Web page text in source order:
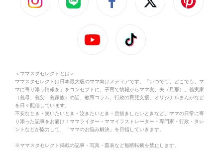
＜ママスタセレクトとは＞
ママスタセレクトは日本最大級のママ向けメディアです。「いつでも、どこでも、マ
マに寄り添う情報を」をコンセプトに、子育て情報からママ友、夫（旦那）、義実家
（義母、義父、義家族）の話、教育コラム、行政の育児支援、オリジナルまんがなど
を日々配信しています。
不安なとき・笑いたいとき・泣きたいとき・息抜きしたいときなど、ママの日常に寄
り添った記事をお届け！ママライター・ママイラストレーター・専門家・行政・タレ
ントなどが協力して、「ママのお悩み解決」を目指していきます。
※ママスタセレクト掲載の記事・写真・図表など無断転載を禁止します。